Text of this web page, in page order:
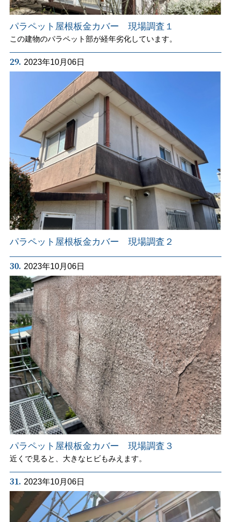
パラペット屋根板金カバー 現場調査１
この建物のパラペット部が経年劣化しています。
29. 2023年10月06日
パラペット屋根板金カバー 現場調査２
30. 2023年10月06日
パラペット屋根板金カバー 現場調査３
近くで見ると、大きなヒビもみえます。
31. 2023年10月06日